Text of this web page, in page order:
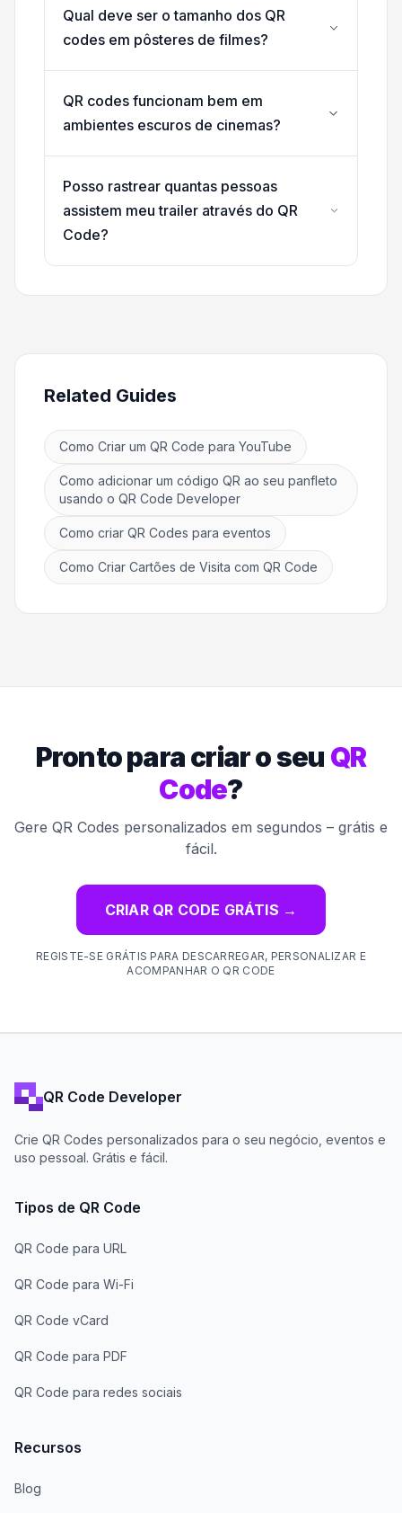
Qual deve ser o tamanho dos QR
codes em pôsteres de filmes?
QR codes funcionam bem em
ambientes escuros de cinemas?
Posso rastrear quantas pessoas
assistem meu trailer através do QR
Code?
Related Guides
Como Criar um QR Code para YouTube
Como adicionar um código QR ao seu panfleto
usando o QR Code Developer
Como criar QR Codes para eventos
Como Criar Cartões de Visita com QR Code
Pronto para criar o seu QR
Code?
Gere QR Codes personalizados em segundos – grátis e
fácil.
CRIAR QR CODE GRÁTIS →
REGISTE-SE GRÁTIS PARA DESCARREGAR, PERSONALIZAR E
ACOMPANHAR O QR CODE
QR Code Developer
Crie QR Codes personalizados para o seu negócio, eventos e
uso pessoal. Grátis e fácil.
Tipos de QR Code
QR Code para URL
QR Code para Wi-Fi
QR Code vCard
QR Code para PDF
QR Code para redes sociais
Recursos
Blog